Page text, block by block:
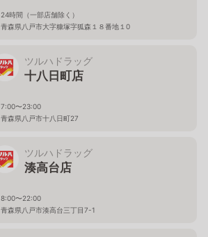
24時間（一部店舗除く）
青森県八戸市大字糠塚字狐森１８番地１0
ツルハドラッグ
十八日町店
7:00〜23:00
青森県八戸市十八日町27
ツルハドラッグ
湊高台店
8:00〜22:00
青森県八戸市湊高台三丁目7-1